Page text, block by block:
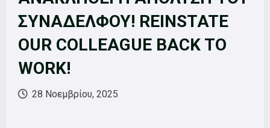
ΣΥΝΑΔΕΛΦΟΥ! REINSTATE
OUR COLLEAGUE BACK TO
WORK!
28 Νοεμβρίου, 2025